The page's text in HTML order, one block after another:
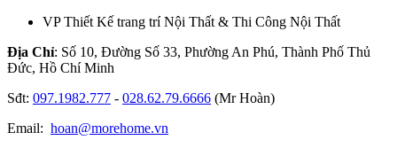
VP Thiết Kế trang trí Nội Thất & Thi Công Nội Thất
Địa Chỉ: Số 10, Đường Số 33, Phường An Phú, Thành Phố Thủ
Đức, Hồ Chí Minh
Sđt: 097.1982.777 - 028.62.79.6666 (Mr Hoàn)
Email: hoan@morehome.vn